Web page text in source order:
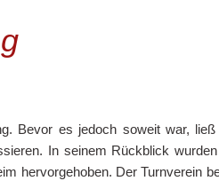
Bevor es jedoch soweit war,
In seinem Rückblick
hervorgehoben. Der Turnverein